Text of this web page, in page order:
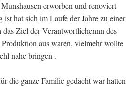
erworben und renoviert
hat sich im Laufe der Jahre zu einer
Ziel der Verantwortlichennn des
aus waren, vielmehr wollte
nahe bringen .
die ganze Familie gedacht war hatten